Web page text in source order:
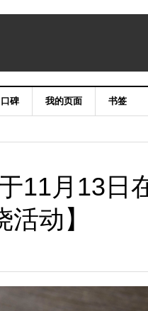
口碑 我的页面 书签
11月13日
动】